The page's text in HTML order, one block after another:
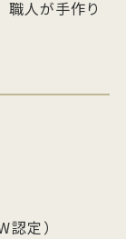
職人が手作り
定）